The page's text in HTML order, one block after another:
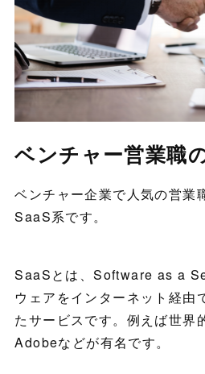
ベンチャー営業職
ベンチャー企業で人気の営業
SaaS系です。
SaaSとは、Software as a
ウェアをインターネット経由
たサービスです。例えば世
Adobeなどが有名です。